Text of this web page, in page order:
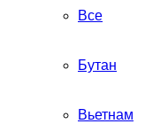
Все
Бутан
Вьетнам